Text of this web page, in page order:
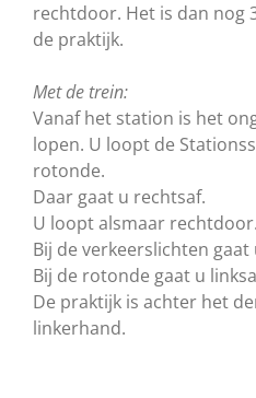
rechtdoor. Het is dan nog
de praktijk.
Met de trein:
Vanaf het station is het
lopen. U loopt de
rotonde.
Daar gaat u rechtsaf.
U loopt alsmaar rechtdoor.
Bij de verkeerslichten
Bij de rotonde gaat u
De praktijk is achter het
linkerhand.